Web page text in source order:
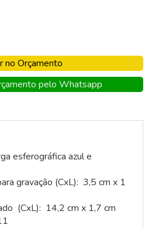
no Orçamento
pelo Whatsapp
esferográfica azul e
gravação (CxL): 3,5 cm x 1
(CxL): 14,2 cm x 1,7 cm